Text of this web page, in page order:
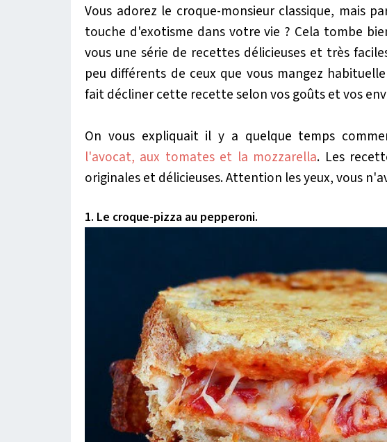
Vous adorez le croque-monsieur classique, mais
touche d'exotisme dans votre vie ? Cela tombe
vous une série de recettes délicieuses et très
peu différents de ceux que vous mangez
fait décliner cette recette selon vos goûts et vos
On vous expliquait il y a quelque temps
l'avocat, aux tomates et la mozzarella. Les
originales et délicieuses. Attention les yeux, vous
1. Le croque-pizza au pepperoni.